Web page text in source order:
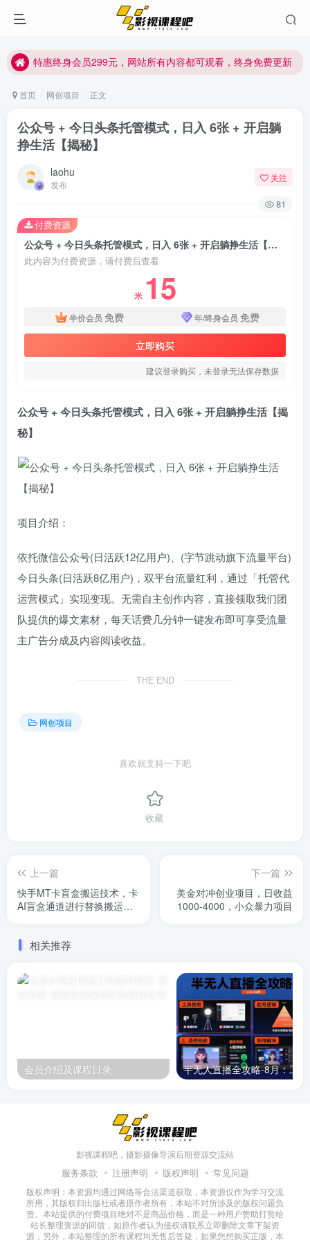
特惠终身会员299元，网站所有内容都可观看，终身免费更新
特惠终身会员299元，网站所有内容都可观看，终身免费更新
首页 网创项目 正文
公众号 + 今日头条托管模式，日入 6张 + 开启躺
挣生活【揭秘】
laohu
发布
关注
81
公众号 + 今日头条托管模式，日入 6张 + 开启躺挣生活【揭秘】
此内容为付费资源，请付费后查看
米 15
半价会员 免费 年/终身会员 免费
立即购买
建议登录购买，未登录无法保存数据
付费资源
公众号 + 今日头条托管模式，日入 6张 + 开启躺挣生活【揭
秘】
项目介绍：
依托微信公众号(日活跃12亿用户)、(字节跳动旗下流量平台)
今日头条(日活跃8亿用户)，双平台流量红利，通过「托管代
运营模式」实现变现。无需自主创作内容，直接领取我们团
队提供的爆文素材，每天话费几分钟一键发布即可享受流量
主广告分成及内容阅读收益。
THE END
网创项目
喜欢就支持一下吧
收藏
上一篇
快手MT卡盲盒搬运技术，卡
AI盲盒通道进行替换搬运，
下一篇
美金对冲创业项目，日收益
1000-4000，小众暴力项目
相关推荐
会员介绍及课程目录
影视课程吧，摄影摄像导演后期资源交流站
服务条款 注册声明 版权声明 常见问题
版权声明：本资源均通过网络等合法渠道获取，本资源仅作为学习交流
所用，其版权归出版社或者原作者所有，本站不对所涉及的版权问题负
责。本站提供的付费项目绝对不是商品价格，而是一种用户赞助打赏给
站长整理资源的回馈，如原作者认为侵权请联系立即删除文章下架资
源，另外，本站整理的所有课程均无售后答疑，如果您想购买正版，本